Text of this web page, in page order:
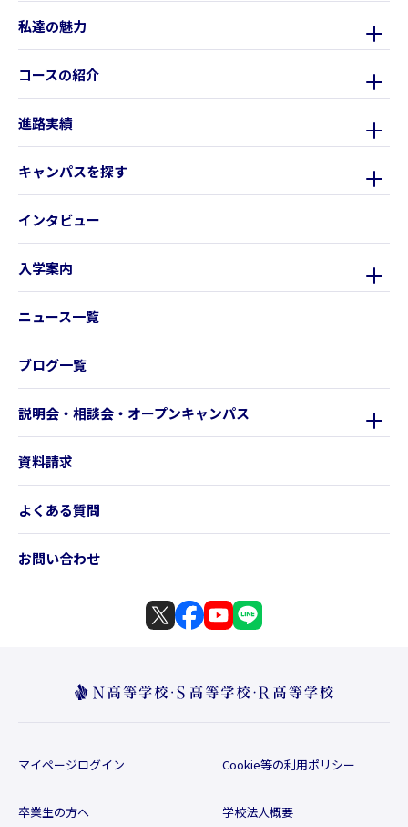
私達の魅力
コースの紹介
進路実績
キャンパスを探す
インタビュー
入学案内
ニュース一覧
ブログ一覧
説明会・相談会・オープンキャンパス
資料請求
よくある質問
お問い合わせ
マイページログイン
卒業生の方へ
Cookie等の利用ポリシー
学校法人概要